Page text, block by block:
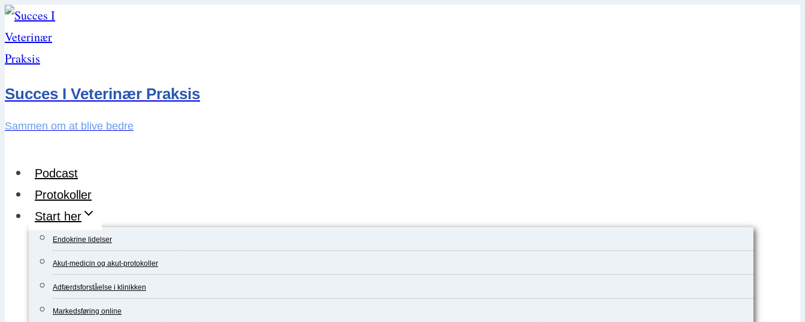
Skip
to
content
Succes I Veterinær Praksis
Sammen om at blive bedre
Podcast
Protokoller
Start her
Endokrine lidelser
Akut-medicin og akut-protokoller
Adfærdsforståelse i klinikken
Markedsføring online